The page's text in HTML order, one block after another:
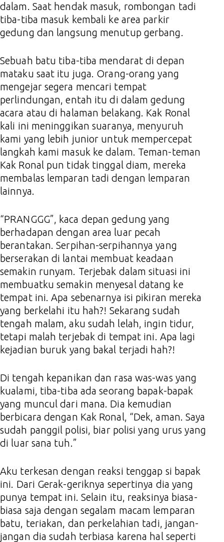
dalam. Saat hendak masuk, rombongan tadi
tiba-tiba masuk kembali ke area parkir
gedung dan langsung menutup gerbang.
Sebuah batu tiba-tiba mendarat di depan
mataku saat itu juga. Orang-orang yang
mengejar segera mencari tempat
perlindungan, entah itu di dalam gedung
acara atau di halaman belakang. Kak Ronal
kali ini meninggikan suaranya, menyuruh
kami yang lebih junior untuk mempercepat
langkah kami masuk ke dalam. Teman-teman
Kak Ronal pun tidak tinggal diam, mereka
membalas lemparan tadi dengan lemparan
lainnya.
“PRANGGG”, kaca depan gedung yang
berhadapan dengan area luar pecah
berantakan. Serpihan-serpihannya yang
berserakan di lantai membuat keadaan
semakin runyam. Terjebak dalam situasi ini
membuatku semakin menyesal datang ke
tempat ini. Apa sebenarnya isi pikiran mereka
yang berkelahi itu hah?! Sekarang sudah
tengah malam, aku sudah lelah, ingin tidur,
tetapi malah terjebak di tempat ini. Apa lagi
kejadian buruk yang bakal terjadi hah?!
Di tengah kepanikan dan rasa was-was yang
kualami, tiba-tiba ada seorang bapak-bapak
yang muncul dari mana. Dia kemudian
berbicara dengan Kak Ronal, “Dek, aman. Saya
sudah panggil polisi, biar polisi yang urus yang
di luar sana tuh.”
Aku terkesan dengan reaksi tenggap si bapak
ini. Dari Gerak-geriknya sepertinya dia yang
punya tempat ini. Selain itu, reaksinya biasa-
biasa saja dengan segalam macam lemparan
batu, teriakan, dan perkelahian tadi, jangan-
jangan dia sudah terbiasa karena hal seperti